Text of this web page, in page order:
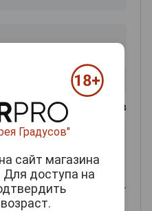
0из 2000 знаков
Градусов"
сайт магазина
Для доступа на